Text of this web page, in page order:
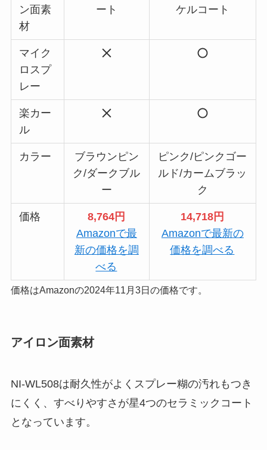
ン面素
材
ート
ケルコート
マイク
ロスプ
レー
楽カー
ル
カラー
ブラウンピン
ク/ダークブル
ー
ピンク/ピンクゴー
ルド/カームブラッ
ク
価格
8,764円
Amazonで最
新の価格を調
べる
14,718円
Amazonで最新の
価格を調べる
価格はAmazonの2024年11月3日の価格です。
アイロン面素材
NI-WL508は耐久性がよくスプレー糊の汚れもつき
にくく、すべりやすさが星4つのセラミックコート
となっています。